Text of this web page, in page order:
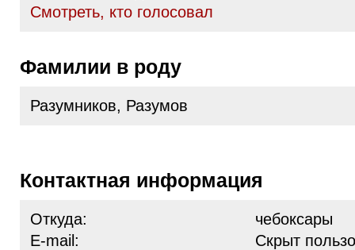
Cмотреть, кто голосовал
Фамилии в роду
Разумников, Разумов
Контактная информация
Откуда:
чебоксары
E-mail:
Скрыт